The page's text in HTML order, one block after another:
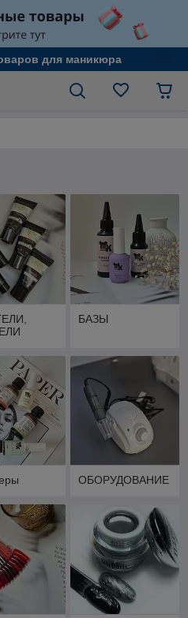
для маникюра
БАЗЫ
ОБОРУДОВАНИЕ